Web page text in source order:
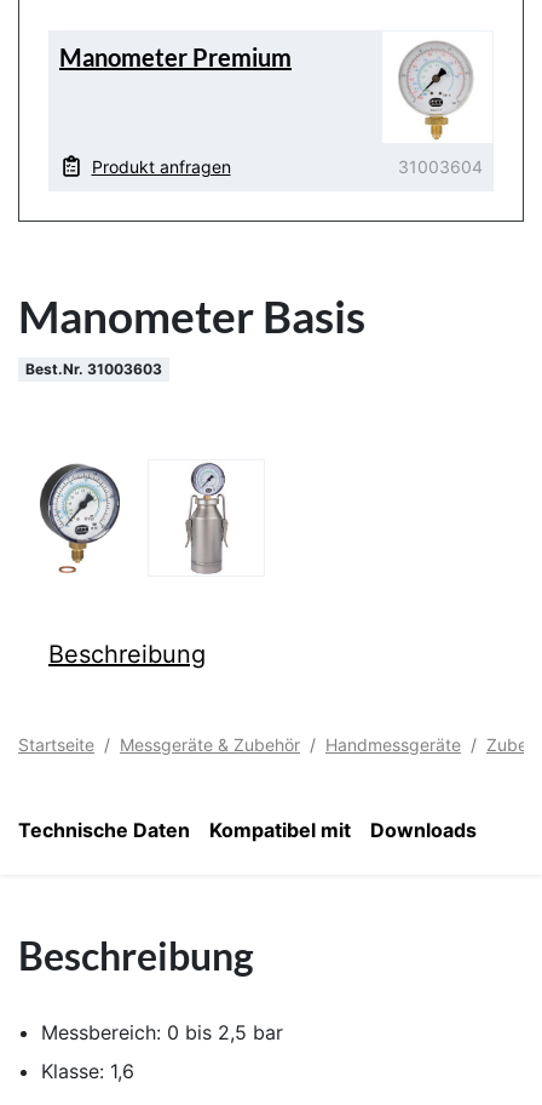
Manometer Premium
Produkt anfragen 31003604
Manometer Basis
Best.Nr. 31003603
Beschreibung
Startseite Messgeräte & Zubehör Handmessgeräte
Technische Daten Kompatibel mit Downloads
Beschreibung
Messbereich: 0 bis 2,5 bar
Klasse: 1,6